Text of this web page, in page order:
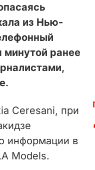
из Нью-
минутой ранее
Ceresani, при
информации в
Models.